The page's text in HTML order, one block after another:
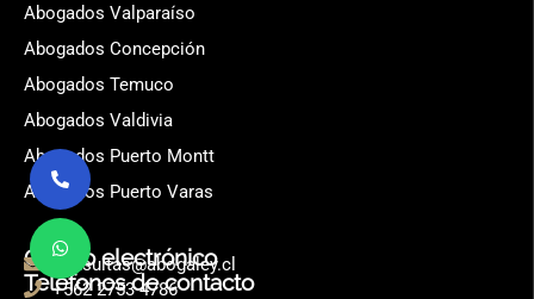
Abogados Valparaíso
Abogados Concepción
Abogados Temuco
Abogados Valdivia
Abogados Puerto Montt
Abogados Puerto Varas
Correo electrónico
consultas@abogaley.cl
Teléfonos de contacto
+562 2753 4786